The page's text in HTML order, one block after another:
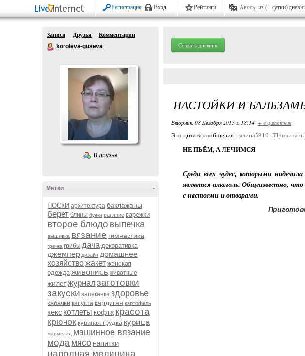
Регистрация Вход Рейтинги Авось из (+ сутки)
Записи Друзья
Комментарии
koroleva-guseva
В друзья
-
Метки
НОСКИ архитектура баклажаны
берет блины булки валяние варежки
второе блюдо выпечка
вышивка вязание гимнастика
гречка грибы дача декоративка
джемпер дизайн домашнее
хозяйствожакет женская
одежда живопись животные
жилетжурнал заготовки
закуски запеканка здоровье
кабачки капуста кардиган картофель
кекс котлеты кофта красота
крючок куриная грудка курица
мармелад машинное вязание
мода мясо напитки
народная медицина
Создать дневник
НАСТОЙКИ И
Вторник, 08 Декабря 2015 г. 18:14 + в цитатник
Это цитата сообщения галина5819 [Прочитать
НЕ ПЬЁМ, А ЛЕЧИМСЯ
Среди всех чудес, которыми
является алкоголь. Общеизвестно,
с настоями и отварами.